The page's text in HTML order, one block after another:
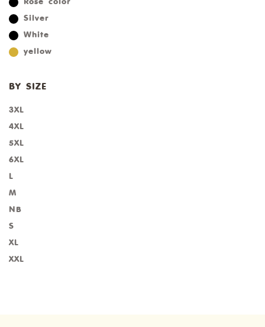
Silver
White
yellow
BY SIZE
3XL
4XL
5XL
6XL
L
M
NB
S
XL
XXL